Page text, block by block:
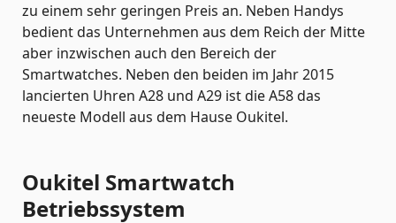
zu einem sehr geringen Preis an. Neben Handys
bedient das Unternehmen aus dem Reich der Mitte
aber inzwischen auch den Bereich der
Smartwatches. Neben den beiden im Jahr 2015
lancierten Uhren A28 und A29 ist die A58 das
neueste Modell aus dem Hause Oukitel.
Oukitel Smartwatch
Betriebssystem